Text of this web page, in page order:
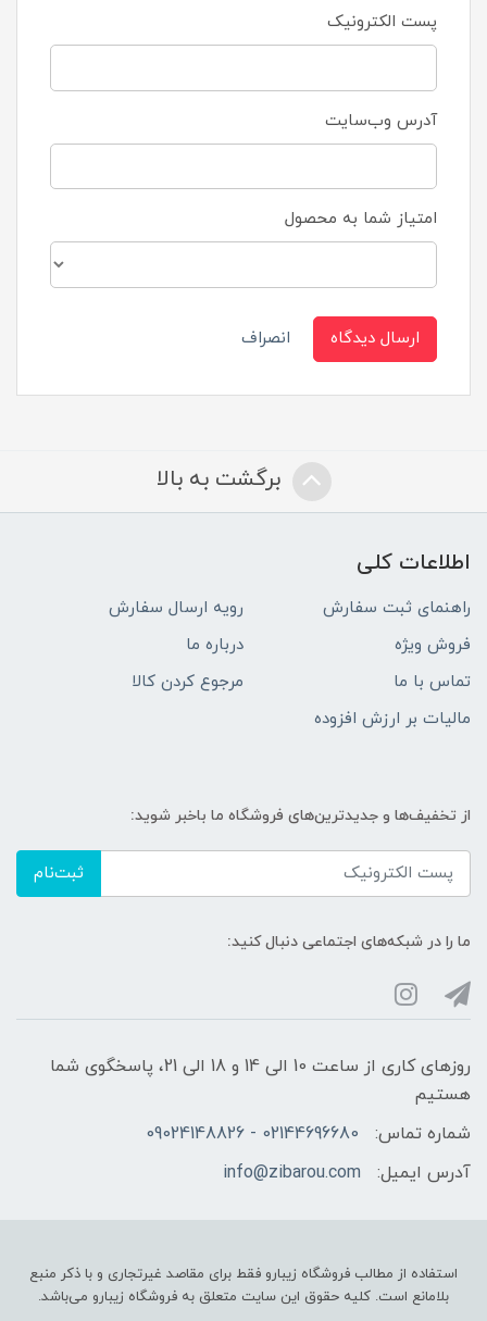
پست الکترونیک
آدرس وب‌سایت
امتیاز شما به محصول
ارسال دیدگاه انصراف
برگشت به بالا
اطلاعات کلی
راهنمای ثبت سفارش
رویه ارسال سفارش
فروش ویژه
درباره ما
تماس با ما
مرجوع کردن کالا
مالیات بر ارزش افزوده
از تخفیف‌ها و جدیدترین‌های فروشگاه ما باخبر شوید:
ثبت‌نام
ما را در شبکه‌های اجتماعی دنبال کنید:
روزهای کاری از ساعت 10 الی 14 و 18 الی 21، پاسخگوی شما
هستیم
شماره تماس:
02144696680 - 09024148826
آدرس ایمیل:
info@zibarou.com
استفاده از مطالب فروشگاه زیبارو فقط برای مقاصد غیرتجاری و با ذکر منبع
بلامانع است. کلیه حقوق این سایت متعلق به فروشگاه زیبارو می‌باشد.